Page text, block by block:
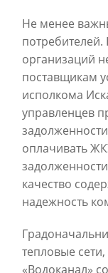
Не менее
потребителей.
организаций
поставщикам
исполкома
управленцев
оплачивать
качество
надежность
тепловые
«Водоканал»